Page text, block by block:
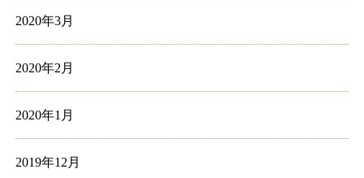
2020年3月
2020年2月
2020年1月
2019年12月